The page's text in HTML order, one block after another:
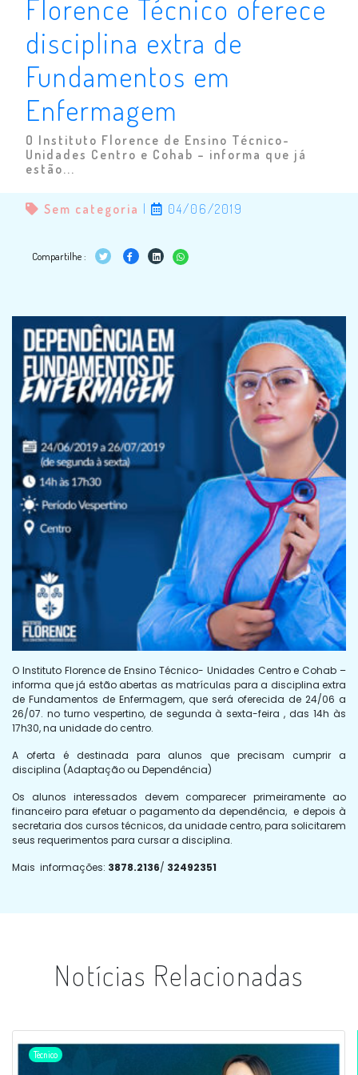
Florence Técnico oferece
disciplina extra de
Fundamentos em
Enfermagem
O Instituto Florence de Ensino Técnico-
Unidades Centro e Cohab – informa que já
estão...
Sem categoria 04/06/2019
Compartilhe :
O Instituto Florence de Ensino Técnico- Unidades Centro e Cohab –
informa que já estão abertas as matrículas para a disciplina extra
de Fundamentos de Enfermagem, que será oferecida de 24/06 a
26/07. no turno vespertino, de segunda à sexta-feira , das 14h às
17h30, na unidade do centro.
A oferta é destinada para alunos que precisam cumprir a
disciplina (Adaptação ou Dependência)
Os alunos interessados devem comparecer primeiramente ao
financeiro para efetuar o pagamento da dependência, e depois à
secretaria dos cursos técnicos, da unidade centro, para solicitarem
seus requerimentos para cursar a disciplina.
Mais informações: 3878.2136/ 32492351
Notícias Relacionadas
Técnico